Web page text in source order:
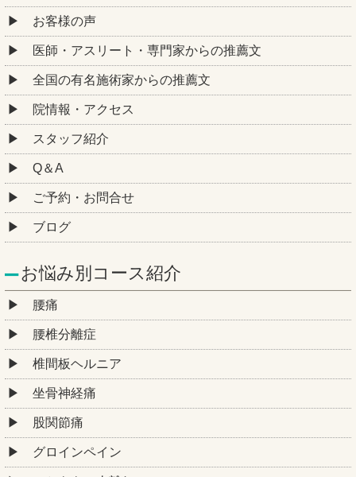
お客様の声
医師・アスリート・専門家からの推薦文
全国の有名施術家からの推薦文
院情報・アクセス
スタッフ紹介
Q＆A
ご予約・お問合せ
ブログ
お悩み別コース紹介
腰痛
腰椎分離症
椎間板ヘルニア
坐骨神経痛
股関節痛
グロインペイン